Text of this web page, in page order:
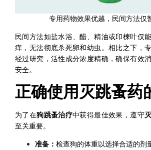
专用药物效果优越，民间方法仅
民间方法如盐水浴、醋、精油或印楝叶仅
痒，无法彻底杀死卵和幼虫。相比之下，
经过研究，活性成分浓度精确，确保有效
安全。
正确使用灭跳蚤药
为了在狗跳蚤治疗中获得最佳效果，遵守
至关重要。
准备： 检查狗的体重以选择合适的剂